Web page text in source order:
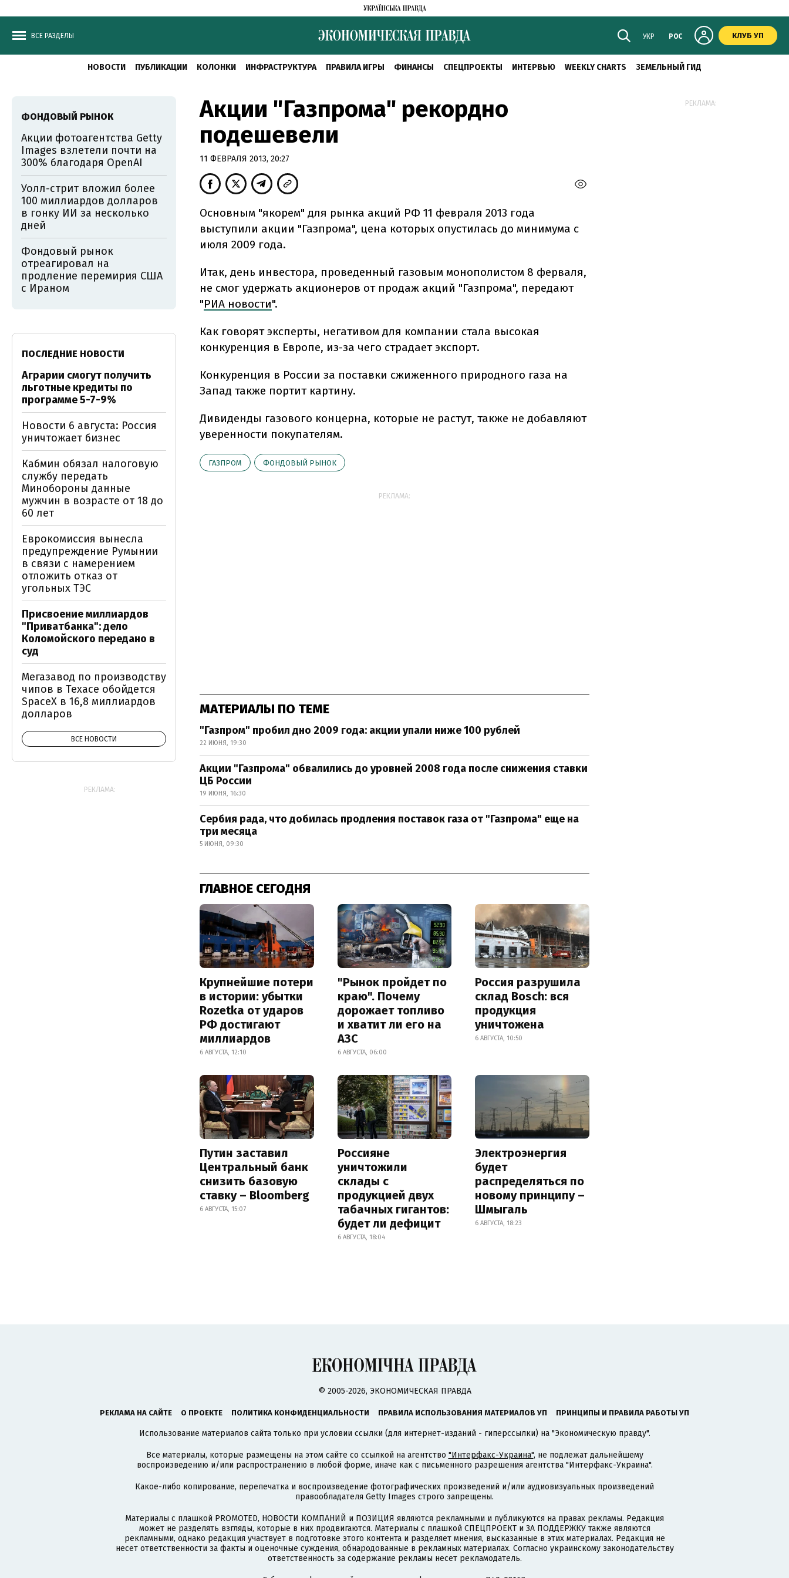
ВСЕ РАЗДЕЛЫ УКР РОС КЛУБ УП
НОВОСТИ ПУБЛИКАЦИИ КОЛОНКИ ИНФРАСТРУКТУРА ПРАВИЛА ИГРЫ ФИНАНСЫ СПЕЦПРОЕКТЫ ИНТЕРВЬЮ WEEKLY CHARTS ЗЕМЕЛЬНЫЙ ГИД
Акции "Газпрома" рекордно
подешевели
11 ФЕВРАЛЯ 2013, 20:27
Основным "якорем" для рынка акций РФ 11 февраля 2013 года
выступили акции "Газпрома", цена которых опустилась до минимума с
июля 2009 года.
Итак, день инвестора, проведенный газовым монополистом 8 ферваля,
не смог удержать акционеров от продаж акций "Газпрома", передают
"РИА новости".
Как говорят эксперты, негативом для компании стала высокая
конкуренция в Европе, из-за чего страдает экспорт.
Конкуренция в России за поставки сжиженного природного газа на
Запад также портит картину.
Дивиденды газового концерна, которые не растут, также не добавляют
уверенности покупателям.
ГАЗПРОМ ФОНДОВЫЙ РЫНОК
РЕКЛАМА:
МАТЕРИАЛЫ ПО ТЕМЕ
"Газпром" пробил дно 2009 года: акции упали ниже 100 рублей
22 ИЮНЯ, 19:30
Акции "Газпрома" обвалились до уровней 2008 года после снижения ставки
ЦБ России
19 ИЮНЯ, 16:30
Сербия рада, что добилась продления поставок газа от "Газпрома" еще на
три месяца
5 ИЮНЯ, 09:30
ГЛАВНОЕ СЕГОДНЯ
Крупнейшие потери
в истории: убытки
Rozetka от ударов
РФ достигают
миллиардов
6 АВГУСТА, 12:10
"Рынок пройдет по
краю". Почему
дорожает топливо
и хватит ли его на
АЗС
6 АВГУСТА, 06:00
Россия разрушила
склад Bosch: вся
продукция
уничтожена
6 АВГУСТА, 10:50
Путин заставил
Центральный банк
снизить базовую
ставку – Bloomberg
6 АВГУСТА, 15:07
Россияне
уничтожили
склады с
продукцией двух
табачных гигантов:
будет ли дефицит
6 АВГУСТА, 18:04
Электроэнергия
будет
распределяться по
новому принципу –
Шмыгаль
6 АВГУСТА, 18:23
ФОНДОВЫЙ РЫНОК
Акции фотоагентства Getty
Images взлетели почти на
300% благодаря OpenAI
Уолл-стрит вложил более
100 миллиардов долларов
в гонку ИИ за несколько
дней
Фондовый рынок
отреагировал на
продление перемирия США
с Ираном
ПОСЛЕДНИЕ НОВОСТИ
Аграрии смогут получить
льготные кредиты по
программе 5-7-9%
Новости 6 августа: Россия
уничтожает бизнес
Кабмин обязал налоговую
службу передать
Минобороны данные
мужчин в возрасте от 18 до
60 лет
Еврокомиссия вынесла
предупреждение Румынии
в связи с намерением
отложить отказ от
угольных ТЭС
Присвоение миллиардов
"Приватбанка": дело
Коломойского передано в
суд
Мегазавод по производству
чипов в Техасе обойдется
SpaceX в 16,8 миллиардов
долларов
ВСЕ НОВОСТИ
РЕКЛАМА:
РЕКЛАМА:
© 2005-2026, ЭКОНОМИЧЕСКАЯ ПРАВДА
РЕКЛАМА НА САЙТЕ О ПРОЕКТЕ ПОЛИТИКА КОНФИДЕНЦИАЛЬНОСТИ ПРАВИЛА ИСПОЛЬЗОВАНИЯ МАТЕРИАЛОВ УП ПРИНЦИПЫ И ПРАВИЛА РАБОТЫ УП
Использование материалов сайта только при условии ссылки (для интернет-изданий - гиперссылки) на "Экономическую правду".
Все материалы, которые размещены на этом сайте со ссылкой на агентство "Интерфакс-Украина", не подлежат дальнейшему
воспроизведению и/или распространению в любой форме, иначе как с письменного разрешения агентства "Интерфакс-Украина".
Какое-либо копирование, перепечатка и воспроизведение фотографических произведений и/или аудиовизуальных произведений
правообладателя Getty Images строго запрещены.
Материалы с плашкой PROMOTED, НОВОСТИ КОМПАНИЙ и ПОЗИЦИЯ являются рекламными и публикуются на правах рекламы. Редакция
может не разделять взгляды, которые в них продвигаются. Материалы с плашкой СПЕЦПРОЕКТ и ЗА ПОДДЕРЖКУ также являются
рекламными, однако редакция участвует в подготовке этого контента и разделяет мнения, высказанные в этих материалах. Редакция не
несет ответственности за факты и оценочные суждения, обнародованные в рекламных материалах. Согласно украинскому законодательству
ответственность за содержание рекламы несет рекламодатель.